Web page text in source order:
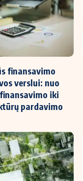
finansavimo
verslui: nuo
iki
pardavimo